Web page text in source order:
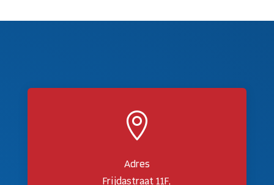

Adres
Frijdastraat 11F,